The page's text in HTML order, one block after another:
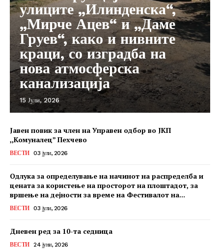
улиците „Илинденска“,
„Мирче Ацев“ и „Даме
Груев“, како и нивните
краци, со изградба на
нова атмосферска
канализација
15 Јули, 2026
Јавен повик за член на Управен одбор во ЈКП
,,Комуналец” Пехчево
ВЕСТИ 03 јули, 2026
Одлука за определување на начинот на распределба и
цената за користење на просторот на плоштадот, за
вршење на дејности за време на Фестивалот на...
ВЕСТИ 03 јули, 2026
Дневен ред за 10-та седница
ВЕСТИ 24 јуни, 2026